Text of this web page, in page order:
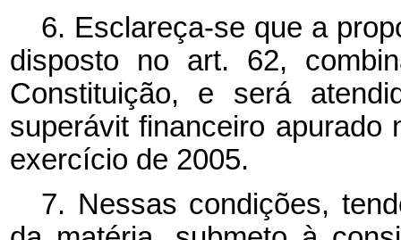
6. Esclareça-se que a
disposto no art. 62,
Constituição, e será
superávit financeiro apurado
exercício de 2005.
7. Nessas condições,